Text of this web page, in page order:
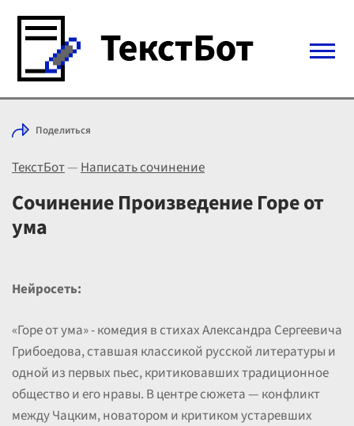
Войти с Telegram
Выбрать режим
Цены
Поделиться
ТекстБот—Написать сочинение
Сочинение Произведение Горе от
ума
Нейросеть:
«Горе от ума» - комедия в стихах Александра Сергеевича
Грибоедова, ставшая классикой русской литературы и
одной из первых пьес, критиковавших традиционное
общество и его нравы. В центре сюжета — конфликт
между Чацким, новатором и критиком устаревших